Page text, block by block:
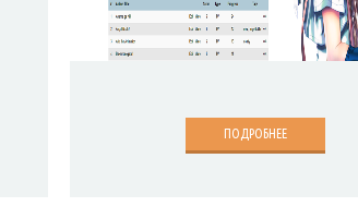
ПОДРОБНЕЕ